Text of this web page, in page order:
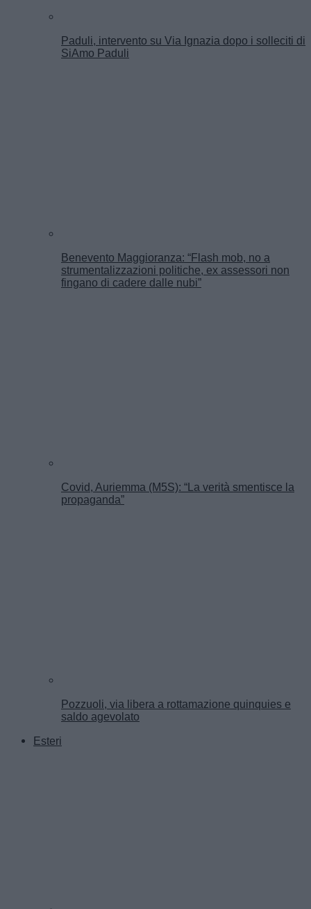
Paduli, intervento su Via Ignazia dopo i solleciti di
SiAmo Paduli
Benevento Maggioranza: “Flash mob, no a
strumentalizzazioni politiche, ex assessori non
fingano di cadere dalle nubi”
Covid, Auriemma (M5S): “La verità smentisce la
propaganda”
Pozzuoli, via libera a rottamazione quinquies e
saldo agevolato
Esteri